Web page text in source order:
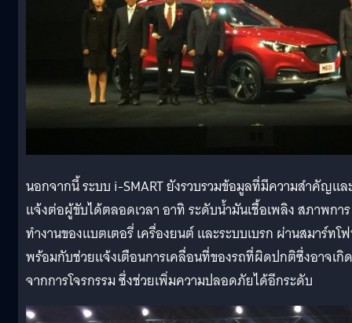
นอกจากนี้ ระบบ i-SMART ยังรวบรวมข้อมูลที่มีความสำคัญแล
แจ้งต่อผู้ขับได้ตลอดเวลา อาทิ ระดับน้ำมันเชื้อเพลิง สภาพการ
ทำงานของแบตเตอรี่ เครื่องยนต์ และระบบเบรก ผ่านสมาร์ทโ
พร้อมกับช่วยแจ้งเตือนการเคลื่อนที่ของรถที่ผิดปกติซึ่งอาจเกิด
จากการโจรกรรม ซึ่งช่วยเพิ่มความปลอดภัยได้อีกระดับ